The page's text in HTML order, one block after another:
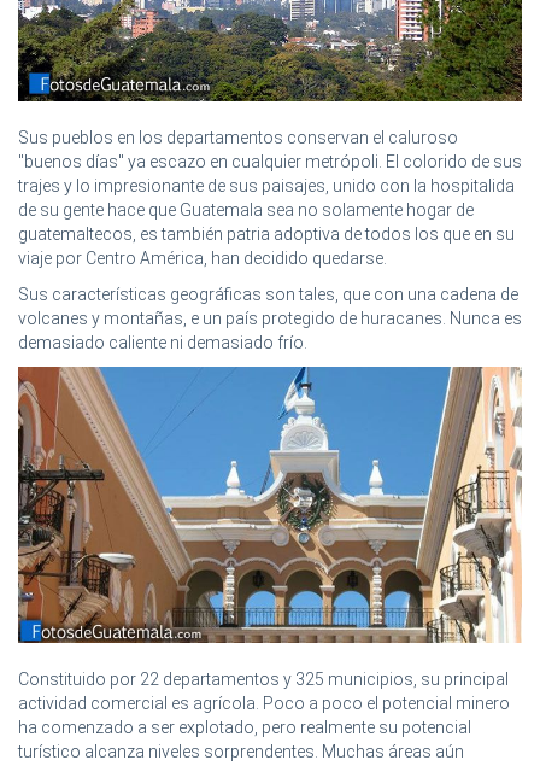
Sus pueblos en los departamentos conservan el caluroso
"buenos días" ya escazo en cualquier metrópoli. El colorido de sus
trajes y lo impresionante de sus paisajes, unido con la hospitalida
de su gente hace que Guatemala sea no solamente hogar de
guatemaltecos, es también patria adoptiva de todos los que en su
viaje por Centro América, han decidido quedarse.
Sus características geográficas son tales, que con una cadena de
volcanes y montañas, e un país protegido de huracanes. Nunca es
demasiado caliente ni demasiado frío.
Constituido por 22 departamentos y 325 municipios, su principal
actividad comercial es agrícola. Poco a poco el potencial minero
ha comenzado a ser explotado, pero realmente su potencial
turístico alcanza niveles sorprendentes. Muchas áreas aún